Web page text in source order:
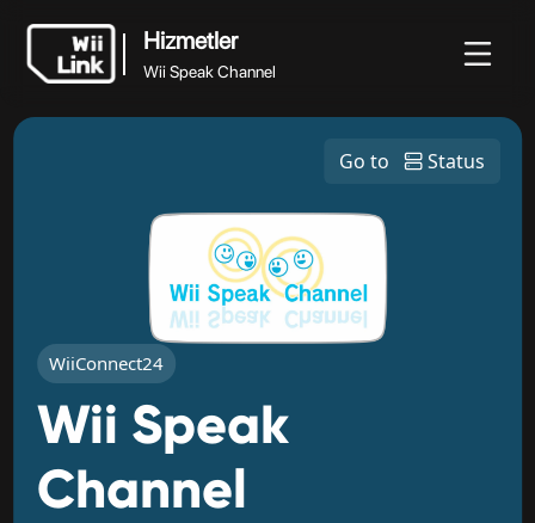
Hizmetler
Wii Speak Channel
WFC
Go to Status
WiiConnect24
Wii Speak
Channel